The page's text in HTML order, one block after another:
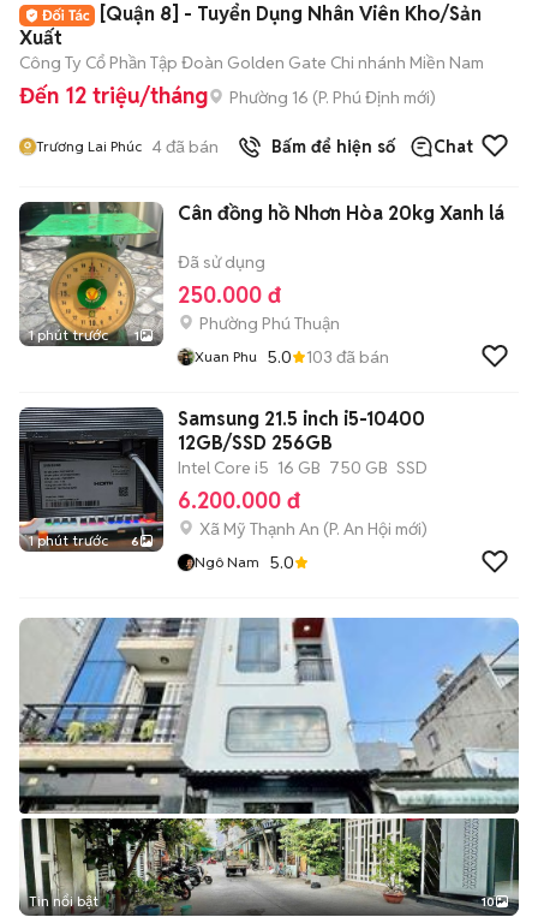
[Quận 8] - Tuyển Dụng Nhân Viên Kho/Sản
Xuất
Công Ty Cổ Phần Tập Đoàn Golden Gate Chi nhánh Miền Nam
Đến 12 triệu/tháng Phường 16 (P. Phú Định mới)
Trương Lai Phúc 4đã bán Bấm để hiện số Chat
1 phút trước 1
Cân đồng hồ Nhơn Hòa 20kg Xanh lá
Đã sử dụng
250.000 đ
Phường Phú Thuận
Xuan Phu 5.0 103 đã bán
1 phút trước 6
Samsung 21.5 inch i5-10400
12GB/SSD 256GB
Intel Core i5 16 GB 750 GB SSD
6.200.000 đ
Xã Mỹ Thạnh An (P. An Hội mới)
Ngô Nam 5.0
Tin nổi bật 10